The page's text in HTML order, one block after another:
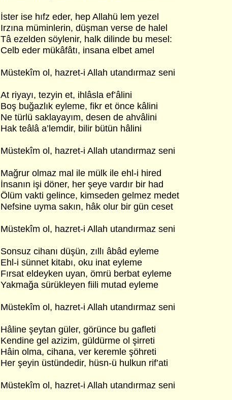
İster ise hıfz eder, hep Allahü lem yezel
Irzına müminlerin, düşman verse de halel
Tâ ezelden söylenir, halk dilinde bu mesel:
Celb eder mükâfâtı, insana elbet amel
Müstekîm ol, hazret-i Allah utandırmaz seni
At riyayı, tezyin et, ihlâsla ef’âlini
Boş buğazlık eyleme, fikr et önce kâlini
Ne türlü saklayayım, desen de ahvâlini
Hak teâlâ a’lemdir, bilir bütün hâlini
Müstekîm ol, hazret-i Allah utandırmaz seni
Mağrur olmaz mal ile mülk ile ehl-i hired
İnsanın işi döner, her şeye vardır bir had
Ölüm vakti gelince, kimseden gelmez medet
Nefsine uyma sakın, hâk olur bir gün ceset
Müstekîm ol, hazret-i Allah utandırmaz seni
Sonsuz cihanı düşün, zıllı âbâd eyleme
Ehl-i sünnet kitabı, oku inat eyleme
Fırsat eldeyken uyan, ömrü berbat eyleme
Yakmağa sürükleyen fiili mutad eyleme
Müstekîm ol, hazret-i Allah utandırmaz seni
Hâline şeytan güler, görünce bu gafleti
Kendine gel azizim, güldürme ol şirreti
Hâin olma, cihana, ver keremle şöhreti
Her şeyin üstündedir, hüsn-ü hulkun rif’ati
Müstekîm ol, hazret-i Allah utandırmaz seni